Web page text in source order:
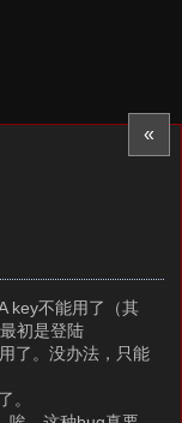
«
key不能用了（其
初是登陆
了。没办法，只能
。